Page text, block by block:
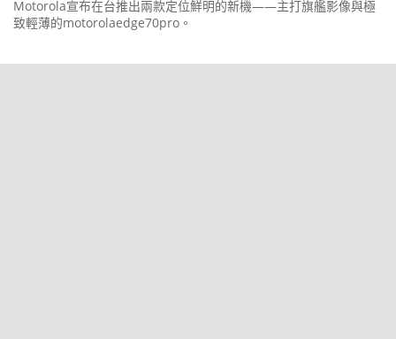
Motorola宣布在台推出兩款定位鮮明的新機——主打旗艦影像與極
致輕薄的motorolaedge70pro。